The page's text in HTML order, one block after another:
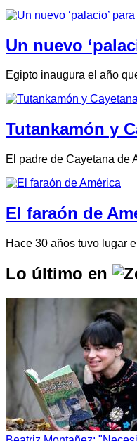
Un nuevo
Egipto inaugura el año
Tutankamón y
El padre de Cayetana de
El faraón de
Hace 30 años tuvo lugar
Lo último en